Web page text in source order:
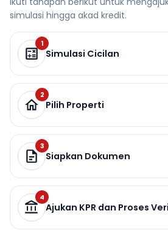
simulasi hingga akad kredit.
1
Simulasi Cicilan
2
Pilih Properti
3
Siapkan Dokumen
4
Ajukan KPR dan Proses